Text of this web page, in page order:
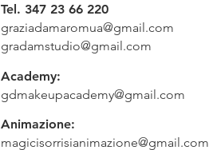
Tel. 347 23 66 220
graziadamaromua@gmail.com
gradamstudio@gmail.com
Academy:
gdmakeupacademy@gmail.com
Animazione:
magicisorrisianimazione@gmail.com